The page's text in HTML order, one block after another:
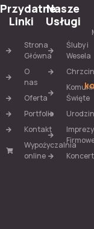
Przydatne
Linki
Strona
Główna
O
nas
Oferta
Portfolio
Kontakt
Wypożyczalnia
online
Nasze
Usługi
Śluby i
Wesela
Święte
Imprezy